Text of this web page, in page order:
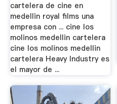
cartelera de cine en
medellin royal films una
empresa con ... cine los
molinos medellin cartelera
cine los molinos medellin
cartelera Heavy Industry es
el mayor de ...